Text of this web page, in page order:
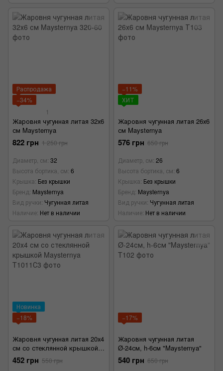
Распродажа
−34%
1
Жаровня чугунная литая 32х6
см Maysternya
822 грн 1 250 грн
Диаметр, см 32
Высота бортика, см 6
Крышка Без крышки
Бренд Maysternya
Вид ручки Чугунная литая
Наличие Нет в наличии
−11%
ХИТ
Жаровня чугунная литая 26х6
см Maysternya
576 грн 650 грн
Диаметр, см 26
Высота бортика, см 6
Крышка Без крышки
Бренд Maysternya
Вид ручки Чугунная литая
Наличие Нет в наличии
Новинка
−18%
Жаровня чугунная литая 20х4
см со стеклянной крышкой
Maysternya
452 грн 550 грн
−17%
Жаровня чугунная литая
Ø-24см, h-6см "Maysternya"
540 грн 650 грн